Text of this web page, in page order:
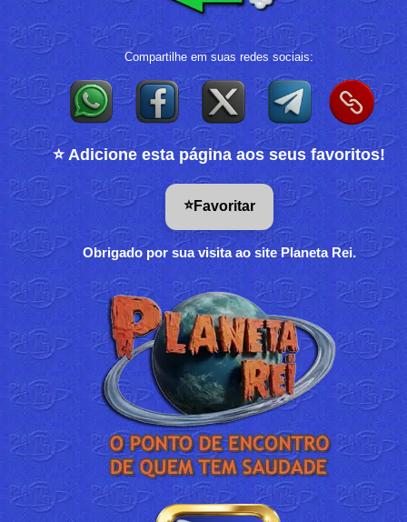
Compartilhe em suas redes sociais:
⭐ Adicione esta página aos seus favoritos!
⭐Favoritar
Obrigado por sua visita ao site Planeta Rei.